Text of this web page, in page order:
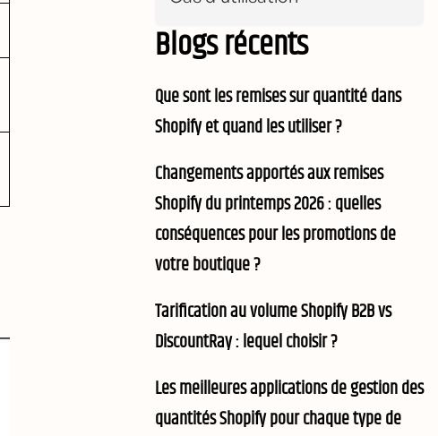
Blogs récents
Que sont les remises sur quantité dans
Shopify et quand les utiliser ?
Changements apportés aux remises
Shopify du printemps 2026 : quelles
conséquences pour les promotions de
votre boutique ?
Tarification au volume Shopify B2B vs
DiscountRay : lequel choisir ?
Les meilleures applications de gestion des
quantités Shopify pour chaque type de